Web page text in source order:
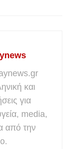
και
για
media,
από την